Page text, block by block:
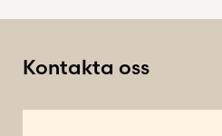
Kontakta oss